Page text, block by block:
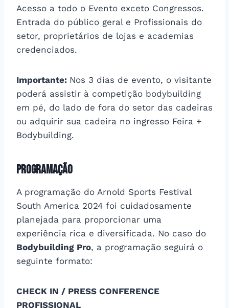
Acesso a todo o Evento exceto Congressos.
Entrada do público geral e Profissionais do
setor, proprietários de lojas e academias
credenciados.
Importante: Nos 3 dias de evento, o visitante
poderá assistir à competição bodybuilding
em pé, do lado de fora do setor das cadeiras
ou adquirir sua cadeira no ingresso Feira +
Bodybuilding.
Programação
A programação do Arnold Sports Festival
South America 2024 foi cuidadosamente
planejada para proporcionar uma
experiência rica e diversificada. No caso do
Bodybuilding Pro, a programação seguirá o
seguinte formato:
CHECK IN / PRESS CONFERENCE
PROFISSIONAL